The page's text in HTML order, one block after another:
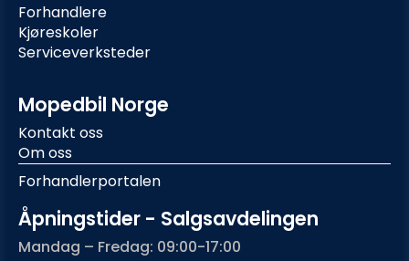
Forhandlere
Kjøreskoler
Serviceverksteder
Mopedbil Norge
Kontakt oss
Om oss
Forhandlerportalen
Åpningstider - Salgsavdelingen
Mandag – Fredag: 09:00-17:00